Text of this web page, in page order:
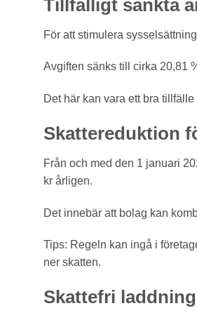
Tillfälligt sänkta
För att stimulera
Avgiften sänks till cirka 20,81
Det här kan vara ett bra
Skattereduktion
Från och med den 1 januari
kr årligen.
Det innebär att bolag kan
Tips: Regeln kan ingå i
ner skatten.
Skattefri